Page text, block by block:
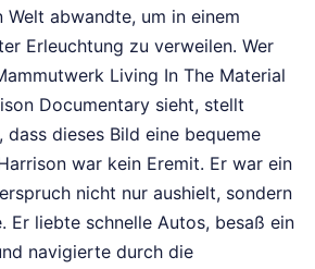
abwandte, um in einem
Erleuchtung zu verweilen. Wer
Living In The Material
Documentary sieht, stellt
dieses Bild eine bequeme
war kein Eremit. Er war ein
nicht nur aushielt, sondern
Er liebte schnelle Autos, besaß ein
navigierte durch die